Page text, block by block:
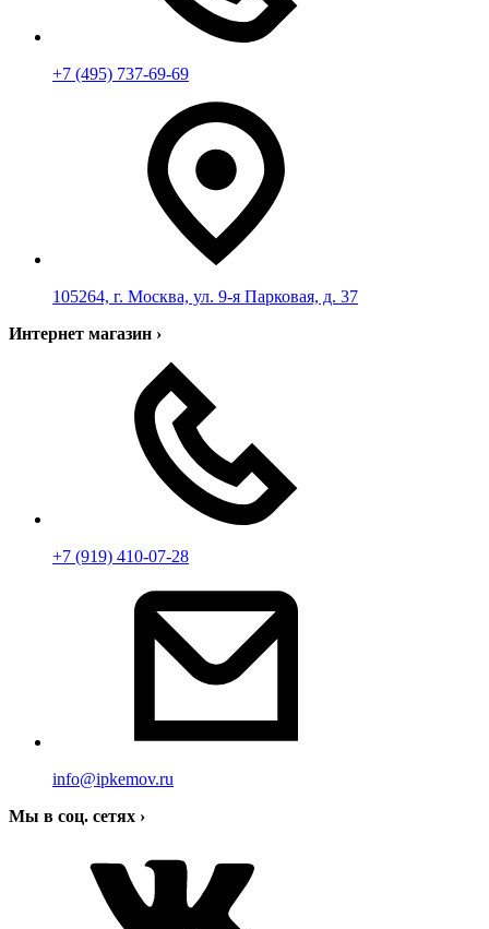
+7 (495) 737-69-69
105264, г. Москва, ул. 9-я Парковая, д. 37
Интернет магазин ›
+7 (919) 410-07-28
info@ipkemov.ru
Мы в соц. сетях ›